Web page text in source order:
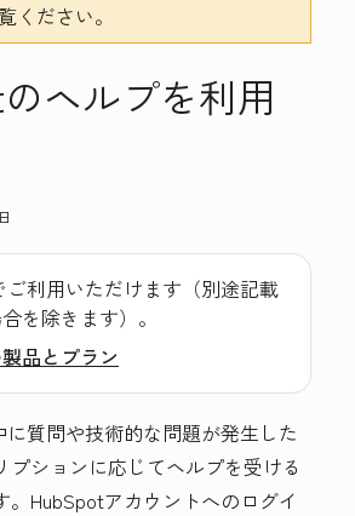
ください。
ヘルプを利用
ご利用いただけます（別途記載
を除きます）。
品とプラン
質問や技術的な問題が発生した
プションに応じてヘルプを受ける
。HubSpotアカウントへのログイ